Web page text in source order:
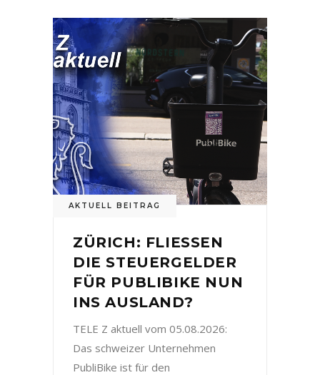
AKTUELL BEITRAG
ZÜRICH: FLIESSEN
DIE STEUERGELDER
FÜR PUBLIBIKE NUN
INS AUSLAND?
TELE Z aktuell vom 05.08.2026:
Das schweizer Unternehmen
PubliBike ist für den